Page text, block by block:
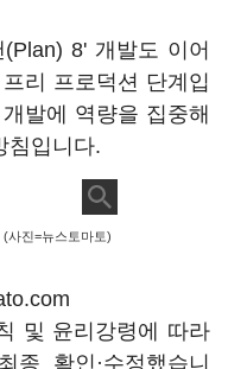
8' 개발도 이어
리 프로덕션 단계입
발에 역량을 집중해
침입니다.
사진=뉴스토마토)
및 윤리강령에 따라
종 확인·수정했습니